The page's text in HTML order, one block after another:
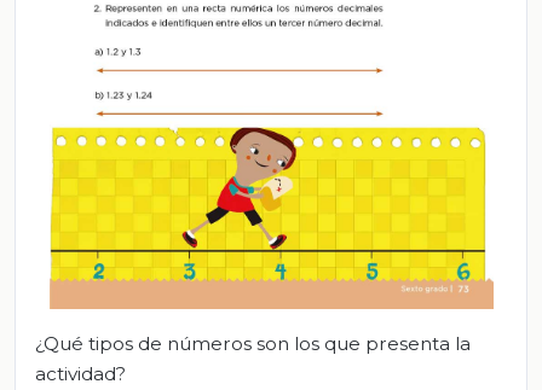
¿Qué tipos de números son los que presenta la
actividad?